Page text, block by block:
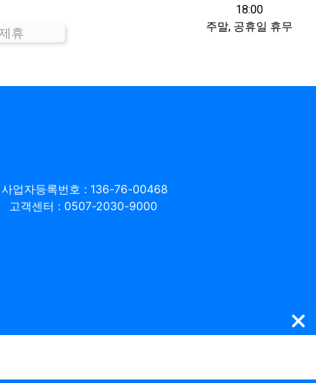
휴
18:00
주말, 공휴일 휴무
사업자등록번호 : 136-76-00468
고객센터 : 0507-2030-9000